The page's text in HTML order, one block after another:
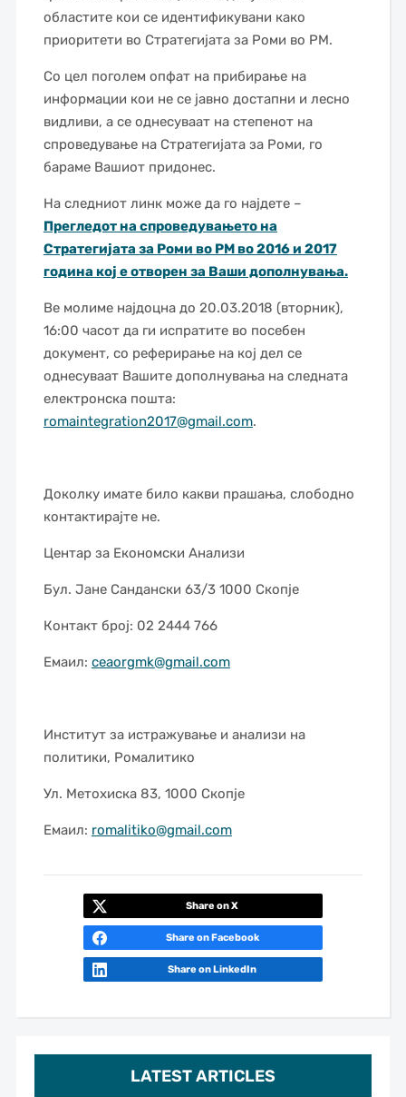
LATEST ARTICLES
областите кои се идентификувани како
приоритети во Стратегијата за Роми во РМ.
Со цел поголем опфат на прибирање на
информации кои не се јавно достапни и лесно
видливи, а се однесуваат на степенот на
спроведување на Стратегијата за Роми, го
бараме Вашиот придонес.
На следниот линк може да го најдете –
Прегледот на спроведувањето на
Стратегијата за Роми во РМ во 2016 и 2017
година кој е отворен за Ваши дополнувања.
Ве молиме најдоцна до 20.03.2018 (вторник),
16:00 часот да ги испратите во посебен
документ, со реферирање на кој дел се
однесуваат Вашите дополнувања на следната
електронска пошта:
romaintegration2017@gmail.com.
Доколку имате било какви прашања, слободно
контактирајте не.
Центар за Економски Анализи
Бул. Јане Сандански 63/3 1000 Скопје
Контакт број: 02 2444 766
Емаил: ceaorgmk@gmail.com
Институт за истражување и анализи на
политики, Ромалитико
Ул. Метохиска 83, 1000 Скопје
Емаил: romalitiko@gmail.com
Share on X
Share on Facebook
Share on LinkedIn